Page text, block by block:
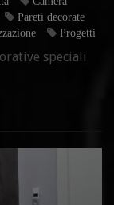
Pareti decorate
Progetti
speciali